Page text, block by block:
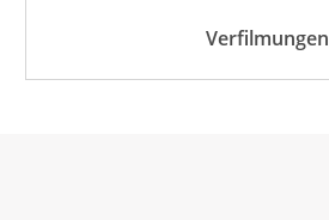
Verfilmungen